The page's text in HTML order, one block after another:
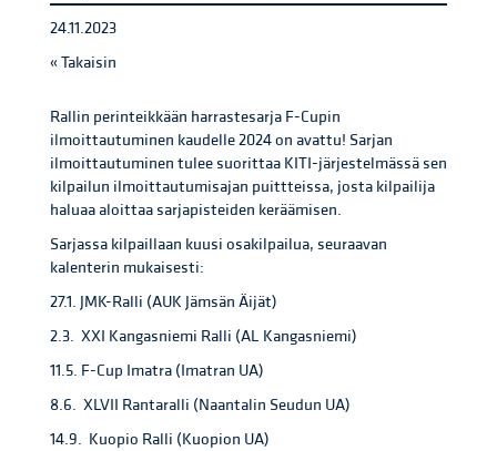
24.11.2023
« Takaisin
Rallin perinteikkään harrastesarja F-Cupin
ilmoittautuminen kaudelle 2024 on avattu! Sarjan
ilmoittautuminen tulee suorittaa KITI-järjestelmässä sen
kilpailun ilmoittautumisajan puittteissa, josta kilpailija
haluaa aloittaa sarjapisteiden keräämisen.
Sarjassa kilpaillaan kuusi osakilpailua, seuraavan
kalenterin mukaisesti:
27.1. JMK-Ralli (AUK Jämsän Äijät)
2.3. XXI Kangasniemi Ralli (AL Kangasniemi)
11.5. F-Cup Imatra (Imatran UA)
8.6. XLVII Rantaralli (Naantalin Seudun UA)
14.9. Kuopio Ralli (Kuopion UA)